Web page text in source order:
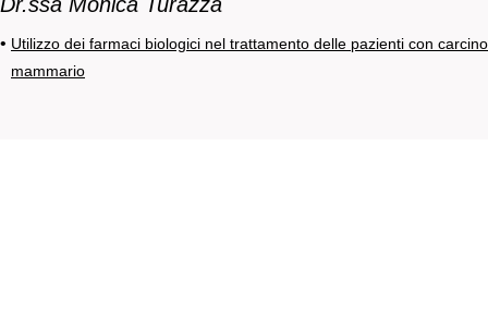
• Utilizzo dei farmaci biologici nel trattamento delle pazienti con
mammario